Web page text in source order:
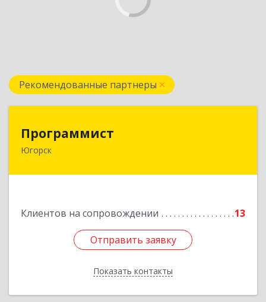
Рекомендованные партнеры
Программист
Югорск
Клиентов на сопровождении 13
Отправить заявку
Показать контакты
628264, Ханты-Мансийский Автономный округ
Подробнее
Отправить заявку
Назад